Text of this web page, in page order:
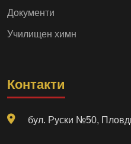
Документи
Училищен химн
Контакти
бул. Руски №50,